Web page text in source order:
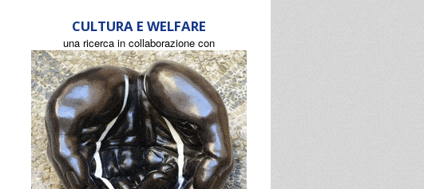
CULTURA E WELFARE
una ricerca in collaborazione con